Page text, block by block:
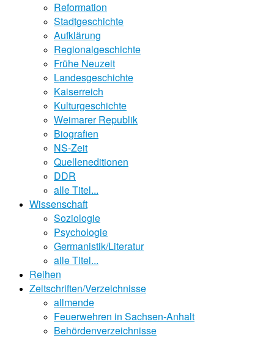
Reformation
Stadtgeschichte
Aufklärung
Regionalgeschichte
Frühe Neuzeit
Landesgeschichte
Kaiserreich
Kulturgeschichte
Weimarer Republik
Biografien
NS-Zeit
Quelleneditionen
DDR
alle Titel...
Wissenschaft
Soziologie
Psychologie
Germanistik/Literatur
alle Titel...
Reihen
Zeitschriften/Verzeichnisse
allmende
Feuerwehren in Sachsen-Anhalt
Behördenverzeichnisse